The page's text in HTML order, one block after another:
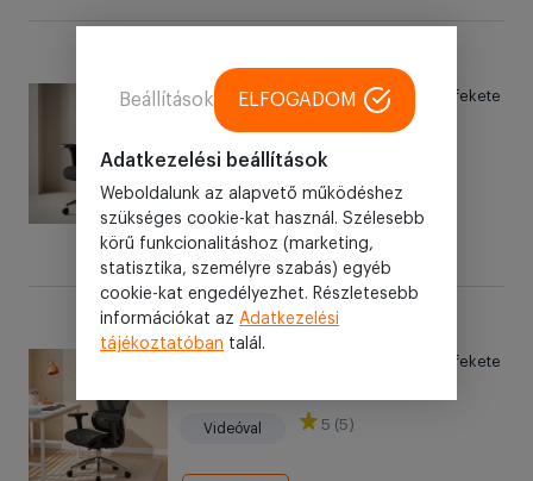
55 990 Ft
Ergonomikus irodai szék, forgószék, fekete
hálós (E15 BLACK)
Videóval 4.7 (3)
Megtekintés
54 990 Ft
Ergonomikus irodai szék, forgószék, fekete
Videóval 5 (5)
Adatkezelési beállítások
Weboldalunk az alapvető működéshez
szükséges cookie-kat használ. Szélesebb
körű funkcionalitáshoz (marketing,
statisztika, személyre szabás) egyéb
cookie-kat engedélyezhet. Részletesebb
információkat az Adatkezelési
tájékoztatóban talál.
Beállítások ELFOGADOM